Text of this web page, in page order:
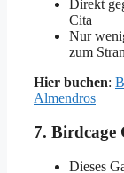
Direkt
Cita
Nur
zum
Hier buchen:
Almendros
7. Birdcage
Dieses